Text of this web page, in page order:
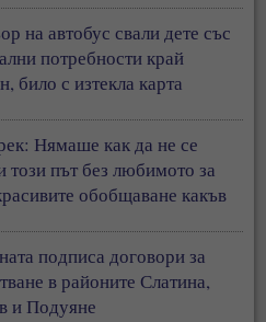
на автобус свали дете със
потребности край
било с изтекла карта
Нямаше как да не се
този път без любимото за
обобщаване какъв
сме българите
подписа договори за
в районите Слатина,
и Подуяне